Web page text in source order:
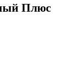
Плюс